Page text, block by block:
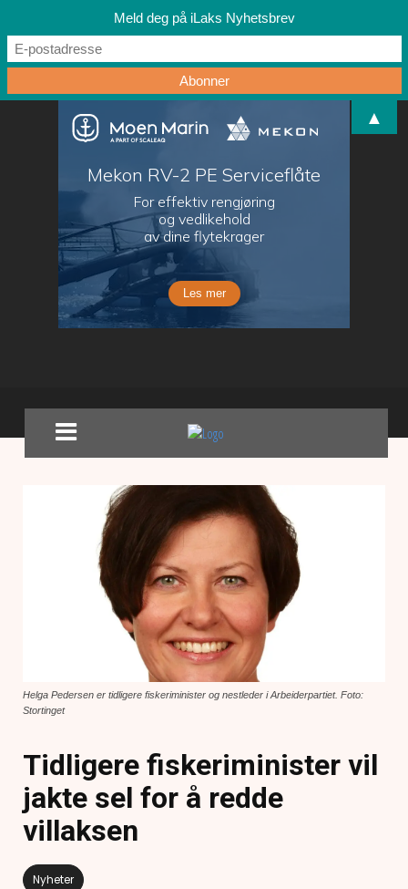
Helga Pedersen er tidligere fiskeriminister og nestleder i Arbeiderpartiet. Foto:
Stortinget
Tidligere fiskeriminister vil
jakte sel for å redde
villaksen
Nyheter
Meld deg på iLaks Nyhetsbrev
▲